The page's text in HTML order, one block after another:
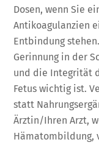
Dosen, wenn Sie
Antikoagulanzien
Entbindung
Gerinnung in der
und die Integrität
Fetus wichtig ist.
statt
Ärztin/Ihren Arzt,
Hämatombildung,